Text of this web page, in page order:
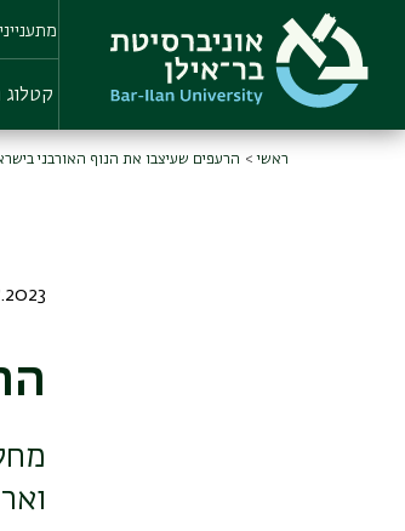
main
content
קטלוג
ראשי הרעפים שעיצבו את הנוף האורבני
09.07.2023